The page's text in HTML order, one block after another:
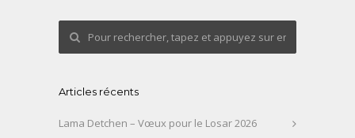
Articles récents
Lama Detchen – Vœux pour le Losar 2026